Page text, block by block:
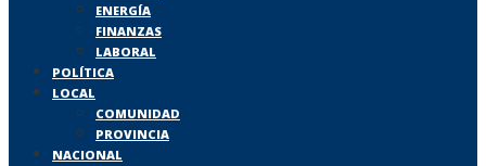
ENERGÍA
FINANZAS
LABORAL
POLÍTICA
LOCAL
COMUNIDAD
PROVINCIA
NACIONAL